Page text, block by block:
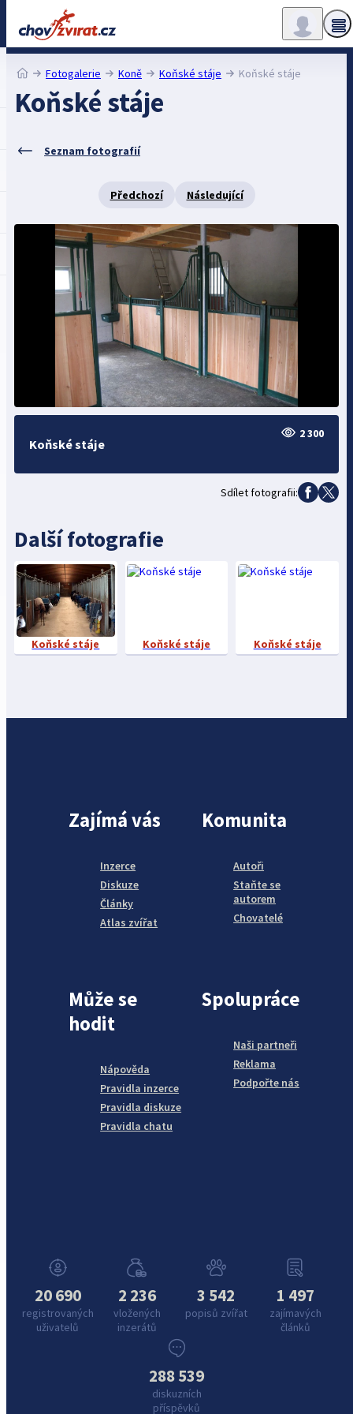
Fotogalerie Koně Koňské stáje Koňské stáje
Koňské stáje
Seznam fotografií
Předchozí Následující
Koňské stáje
2 300
Sdílet fotografii:
Další fotografie
Koňské stáje Koňské stáje Koňské stáje
Zajímá vás
Inzerce
Diskuze
Články
Atlas zvířat
Komunita
Autoři
Staňte se
autorem
Chovatelé
Může se
hodit
Nápověda
Pravidla inzerce
Pravidla diskuze
Pravidla chatu
Spolupráce
Naši partneři
Reklama
Podpořte nás
20 690
registrovaných
uživatelů
2 236
vložených
inzerátů
3 542
popisů zvířat
1 497
zajímavých
článků
288 539
diskuzních
příspěvků